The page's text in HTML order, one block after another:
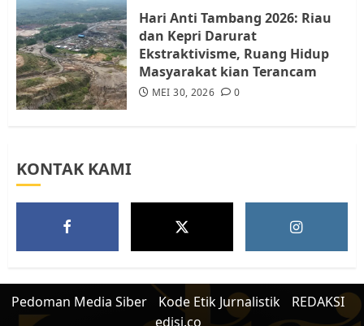
5
Hari Anti Tambang 2026: Riau
dan Kepri Darurat
Ekstraktivisme, Ruang Hidup
Masyarakat kian Terancam
MEI 30, 2026 0
KONTAK KAMI
Pedoman Media Siber Kode Etik Jurnalistik
REDAKSI
edisi.co